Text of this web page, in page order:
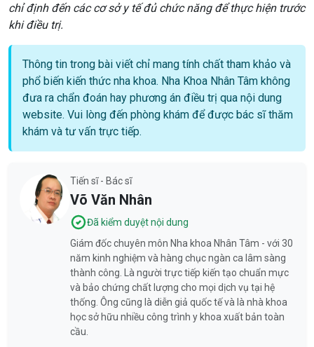
chỉ định đến các cơ sở y tế đủ chức năng để thực hiện trước
khi điều trị.
Thông tin trong bài viết chỉ mang tính chất tham khảo và
phổ biến kiến thức nha khoa. Nha Khoa Nhân Tâm không
đưa ra chẩn đoán hay phương án điều trị qua nội dung
website. Vui lòng đến phòng khám để được bác sĩ thăm
khám và tư vấn trực tiếp.
Tiến sĩ - Bác sĩ
Võ Văn Nhân
Đã kiểm duyệt nội dung
Giám đốc chuyên môn Nha khoa Nhân Tâm - với 30
năm kinh nghiệm và hàng chục ngàn ca lâm sàng
thành công. Là người trực tiếp kiến tạo chuẩn mực
và bảo chứng chất lượng cho mọi dịch vụ tại hệ
thống. Ông cũng là diễn giả quốc tế và là nhà khoa
học sở hữu nhiều công trình y khoa xuất bản toàn
cầu.